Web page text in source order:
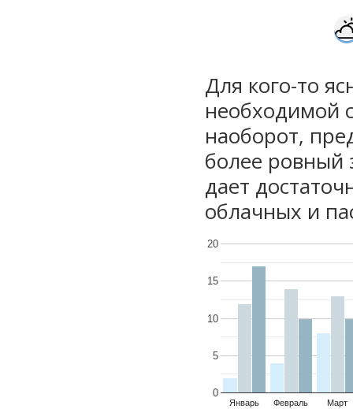
Для кого-то
необходимой
наоборот,
более ровный
дает
облачных и
Январь Февраль Март
0
5
10
15
20